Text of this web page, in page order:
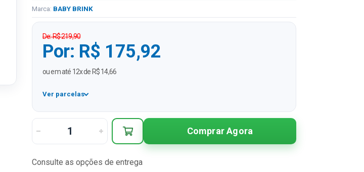
Marca: BABY BRINK
De: R$ 219,90
Por: R$ 175,92
ou em até 12x de R$ 14,66
Ver parcelas
1x R$ 175,92
R$ 87,96 sem juros
R$ 58,64 sem juros
4x
Comprar Agora
Consulte as opções de entrega